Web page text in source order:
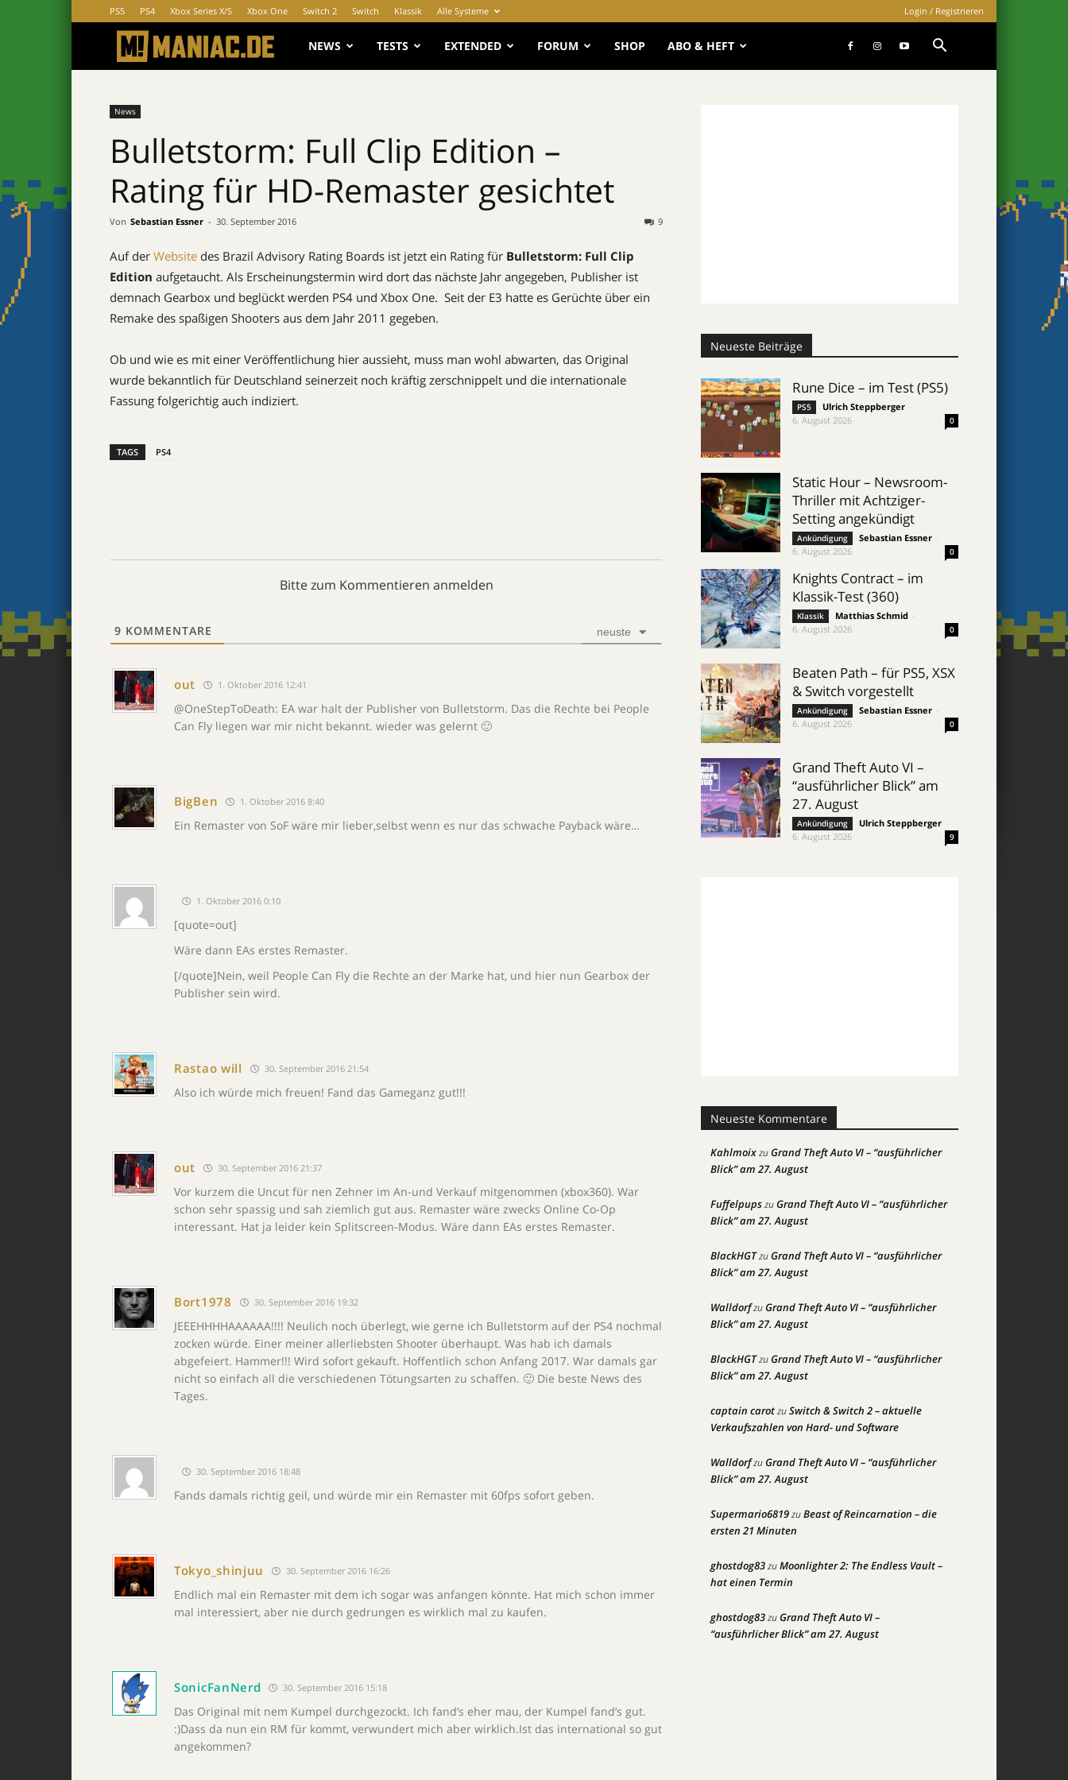
PS5 PS4 Xbox Series X/S Xbox One Switch 2 Switch Klassik Alle Systeme Login / Registrieren
MANIAC.de
NEWS TESTS EXTENDED FORUM SHOP ABO & HEFT
News
Bulletstorm: Full Clip Edition –
Rating für HD-Remaster gesichtet
Von Sebastian Essner - 30. September 2016 9
Auf der Website des Brazil Advisory Rating Boards ist jetzt ein Rating für Bulletstorm: Full Clip
Edition aufgetaucht. Als Erscheinungstermin wird dort das nächste Jahr angegeben, Publisher ist
demnach Gearbox und beglückt werden PS4 und Xbox One. Seit der E3 hatte es Gerüchte über ein
Remake des spaßigen Shooters aus dem Jahr 2011 gegeben.
Ob und wie es mit einer Veröffentlichung hier aussieht, muss man wohl abwarten, das Original
wurde bekanntlich für Deutschland seinerzeit noch kräftig zerschnippelt und die internationale
Fassung folgerichtig auch indiziert.
TAGS PS4
Bitte zum Kommentieren anmelden
9 KOMMENTARE neuste
out 1. Oktober 2016 12:41
@OneStepToDeath: EA war halt der Publisher von Bulletstorm. Das die Rechte bei People
Can Fly liegen war mir nicht bekannt. wieder was gelernt 🙂
BigBen 1. Oktober 2016 8:40
Ein Remaster von SoF wäre mir lieber,selbst wenn es nur das schwache Payback wäre…
1. Oktober 2016 0:10
[quote=out]
Wäre dann EAs erstes Remaster.
[/quote]Nein, weil People Can Fly die Rechte an der Marke hat, und hier nun Gearbox der
Publisher sein wird.
Rastao will 30. September 2016 21:54
Also ich würde mich freuen! Fand das Gameganz gut!!!
out 30. September 2016 21:37
Vor kurzem die Uncut für nen Zehner im An-und Verkauf mitgenommen (xbox360). War
schon sehr spassig und sah ziemlich gut aus. Remaster wäre zwecks Online Co-Op
interessant. Hat ja leider kein Splitscreen-Modus. Wäre dann EAs erstes Remaster.
Bort1978 30. September 2016 19:32
JEEEHHHHAAAAAA!!!! Neulich noch überlegt, wie gerne ich Bulletstorm auf der PS4 nochmal
zocken würde. Einer meiner allerliebsten Shooter überhaupt. Was hab ich damals
abgefeiert. Hammer!!! Wird sofort gekauft. Hoffentlich schon Anfang 2017. War damals gar
nicht so einfach all die verschiedenen Tötungsarten zu schaffen. 🙂 Die beste News des
Tages.
30. September 2016 18:48
Fands damals richtig geil, und würde mir ein Remaster mit 60fps sofort geben.
Tokyo_shinjuu 30. September 2016 16:26
Endlich mal ein Remaster mit dem ich sogar was anfangen könnte. Hat mich schon immer
mal interessiert, aber nie durch gedrungen es wirklich mal zu kaufen.
SonicFanNerd 30. September 2016 15:18
Das Original mit nem Kumpel durchgezockt. Ich fand’s eher mau, der Kumpel fand’s gut.
:)Dass da nun ein RM für kommt, verwundert mich aber wirklich.Ist das international so gut
angekommen?
Neueste Beiträge
Rune Dice – im Test (PS5)
PS5 Ulrich Steppberger
6. August 2026
0
Static Hour – Newsroom-
Thriller mit Achtziger-
Setting angekündigt
Ankündigung Sebastian Essner
6. August 2026
0
Knights Contract – im
Klassik-Test (360)
Klassik Matthias Schmid
6. August 2026
0
Beaten Path – für PS5, XSX
& Switch vorgestellt
Ankündigung Sebastian Essner
6. August 2026
0
Grand Theft Auto VI –
“ausführlicher Blick” am
27. August
Ankündigung Ulrich Steppberger
6. August 2026
9
Neueste Kommentare
KahlmoixzuGrand Theft Auto VI – “ausführlicher
Blick” am 27. August
FuffelpupszuGrand Theft Auto VI – “ausführlicher
Blick” am 27. August
BlackHGTzuGrand Theft Auto VI – “ausführlicher
Blick” am 27. August
WalldorfzuGrand Theft Auto VI – “ausführlicher
Blick” am 27. August
BlackHGTzuGrand Theft Auto VI – “ausführlicher
Blick” am 27. August
captain carotzuSwitch & Switch 2 – aktuelle
Verkaufszahlen von Hard- und Software
WalldorfzuGrand Theft Auto VI – “ausführlicher
Blick” am 27. August
Supermario6819zuBeast of Reincarnation – die
ersten 21 Minuten
ghostdog83zuMoonlighter 2: The Endless Vault –
hat einen Termin
ghostdog83zuGrand Theft Auto VI –
“ausführlicher Blick” am 27. August